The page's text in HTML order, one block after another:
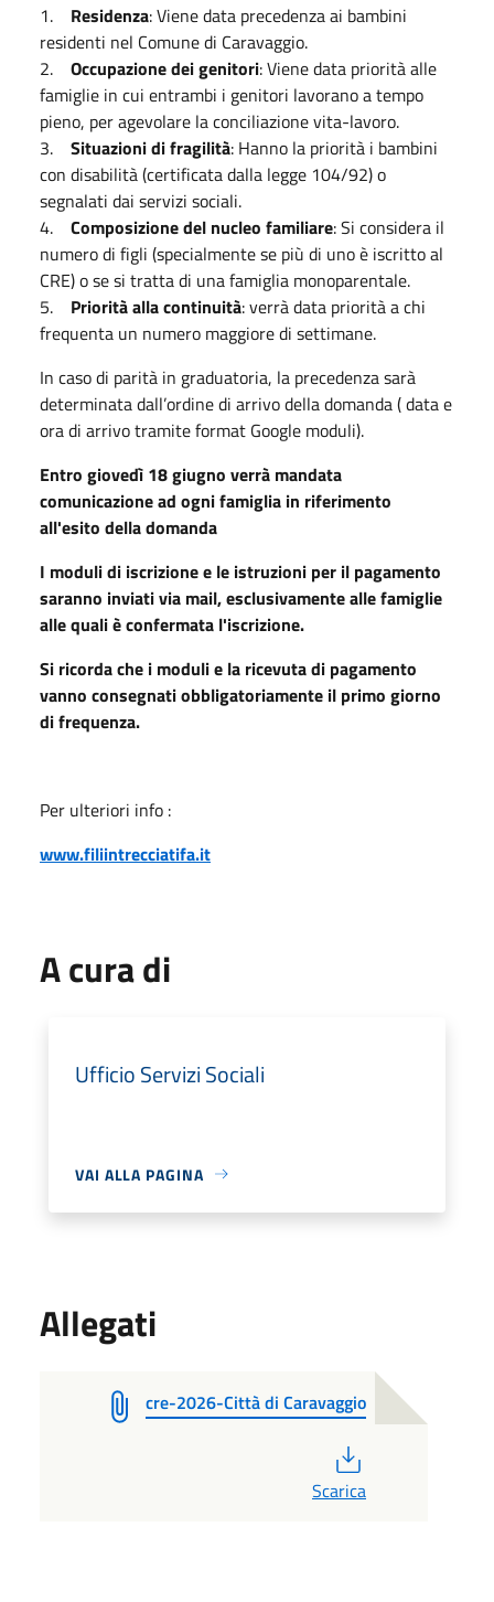
1. Residenza: Viene data precedenza ai bambini
residenti nel Comune di Caravaggio.
2. Occupazione dei genitori: Viene data priorità alle
famiglie in cui entrambi i genitori lavorano a tempo
pieno, per agevolare la conciliazione vita-lavoro.
3. Situazioni di fragilità: Hanno la priorità i bambini
con disabilità (certificata dalla legge 104/92) o
segnalati dai servizi sociali.
4. Composizione del nucleo familiare: Si considera il
numero di figli (specialmente se più di uno è iscritto al
CRE) o se si tratta di una famiglia monoparentale.
5. Priorità alla continuità: verrà data priorità a chi
frequenta un numero maggiore di settimane.
In caso di parità in graduatoria, la precedenza sarà
determinata dall’ordine di arrivo della domanda ( data e
ora di arrivo tramite format Google moduli).
Entro giovedì 18 giugno verrà mandata
comunicazione ad ogni famiglia in riferimento
all'esito della domanda
I moduli di iscrizione e le istruzioni per il pagamento
saranno inviati via mail, esclusivamente alle famiglie
alle quali è confermata l'iscrizione.
Si ricorda che i moduli e la ricevuta di pagamento
vanno consegnati obbligatoriamente il primo giorno
di frequenza.
Per ulteriori info :
www.filiintrecciatifa.it
A cura di
Ufficio Servizi Sociali
VAI ALLA PAGINA
Allegati
cre-2026-Città di Caravaggio
Scarica